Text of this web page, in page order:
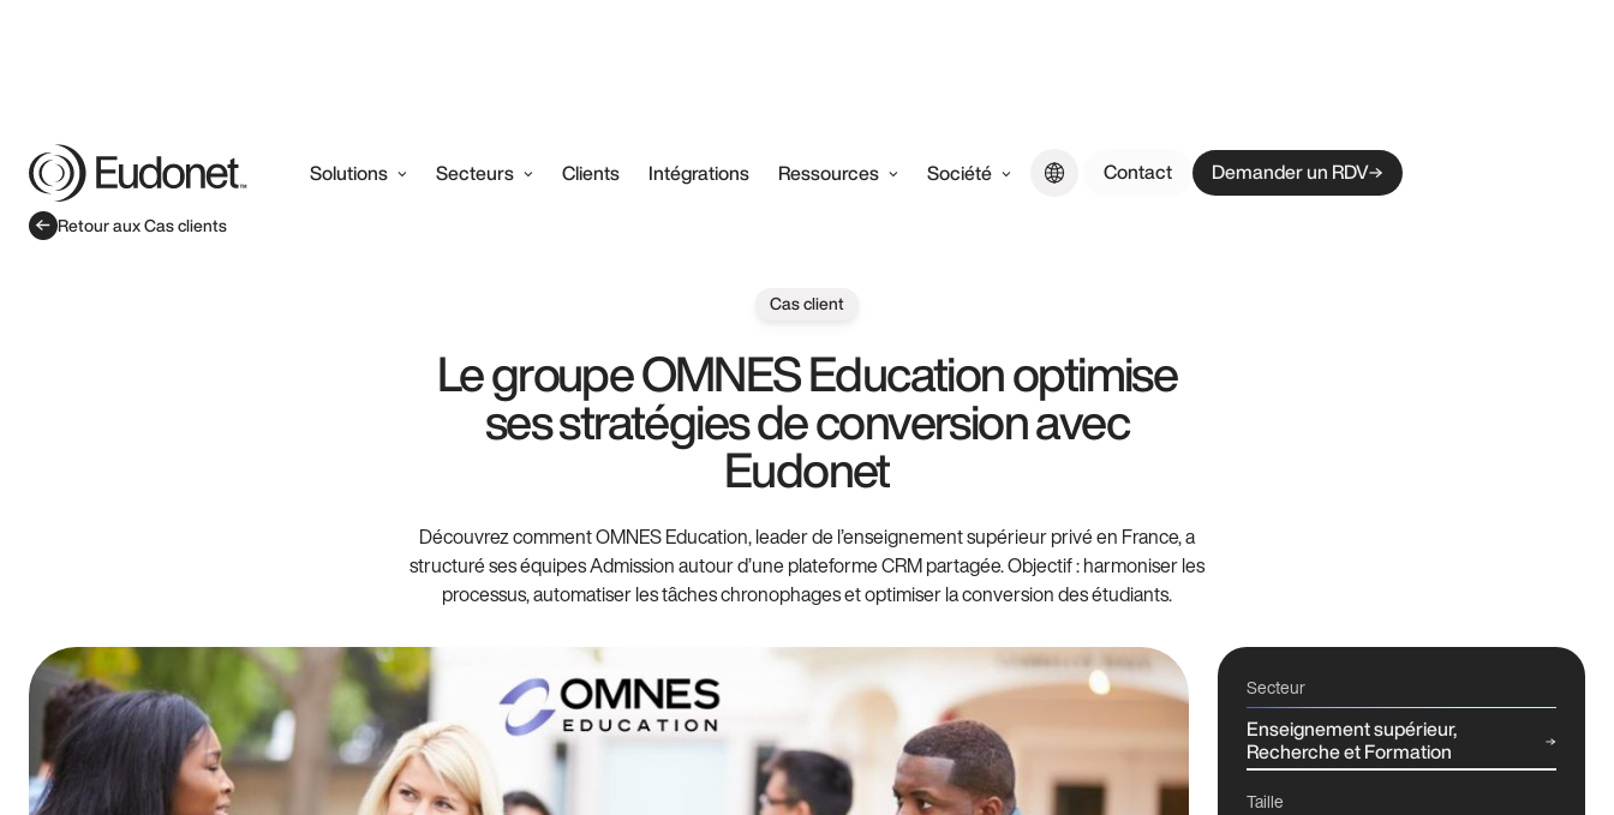
Solutions Secteurs Clients Intégrations Ressources Société Contact Demander un RDV
Retour aux Cas clients
Cas client
Le groupe OMNES Education optimise
ses stratégies de conversion avec
Eudonet
Découvrez comment OMNES Education, leader de l’enseignement supérieur privé en France, a
structuré ses équipes Admission autour d’une plateforme CRM partagée. Objectif : harmoniser les
processus, automatiser les tâches chronophages et optimiser la conversion des étudiants.
Secteur
Enseignement supérieur,
Recherche et Formation
Taille